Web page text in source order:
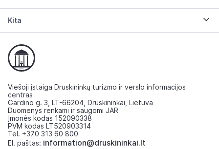
Kita
Viešoji įstaiga Druskininkų turizmo ir verslo informacijos
centras
Gardino g. 3, LT-66204, Druskininkai, Lietuva
Duomenys renkami ir saugomi JAR
Įmonės kodas 152090338
PVM kodas LT520903314
Tel. +370 313 60 800
El. paštas: information@druskininkai.lt